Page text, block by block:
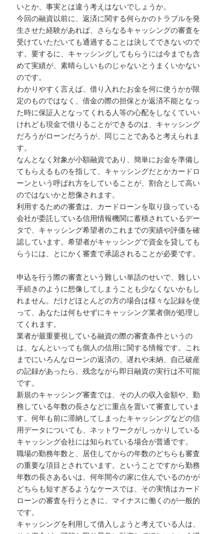
いとか、事実とは違う考えはないでしょうか。
今回の融資以前に、返済に関する何らかのトラブルを発
生させた経験があれば、さらなるキャッシングの審査を
受けていただいても通過することは決してできないので
す。要するに、キャッシングしてもらうには今までも含
めて実績が、素晴らしいものじゃないとうまくいかない
のです。
わかりやすく言えば、借り入れたお金を何に使うかが限
定のものではなく、借金の際の担保とか返済不能となっ
た時に保証人となってくれる人等の心配をしなくていい
けれども現金で借りることができるのは、キャッシング
だろうがローンだろうが、同じことであると考えられま
す。
なんとなく対象が小額融資であり、簡単にお金を準備し
てもらえるものを指して、キャッシングだとかカードロ
ーンという呼ばれ方をしていることが、割合として高い
のではないかと想像されます。
利用するための審査は、カードローンを取り扱っている
会社が委託している信用情報機関に蓄積されているデー
タで、キャッシング希望者のこれまでの実績や評価を確
認しています。希望者がキャッシングで資金を貸しても
らうには、とにかく審査で承認されることが必要です。
申込を行う際の審査という難しい単語のせいで、難しい
手続きのように想像してしまうことも少なくないかもし
れません。だけどほとんどの方の場合は様々な記録を使
って、あなたは何もせずにキャッシング業者側が処理し
てくれます。
業者が最重要視している融資の際の審査条件というの
は、なんといっても個人の信用に関する情報です。これ
までにいろんなローンの返済の、遅れや未納、自己破産
の記録があったら、残念ながら即日融資の実行は不可能
です。
新規のキャッシング審査では、その人の収入金額や、勤
務している年数の長さなどに重点を置いて審査していま
す。何年も前に滞納してしまったキャッシングなどの信
用データについても、ネットワークがしっかりしている
キャッシング会社には知られている場合が普通です。
職場の勤務年数と、居住してからの年数のどちらも審査
の重要な項目とされています。ということですから勤務
年数の長さあるいは、何年間今の家に住んでいるのかが
どちらも短すぎるようなケースでは、その実情はカード
ローンの審査を行うときに、マイナスに働くのが一般的
です。
キャッシングを利用して借入しようと考えている人は、